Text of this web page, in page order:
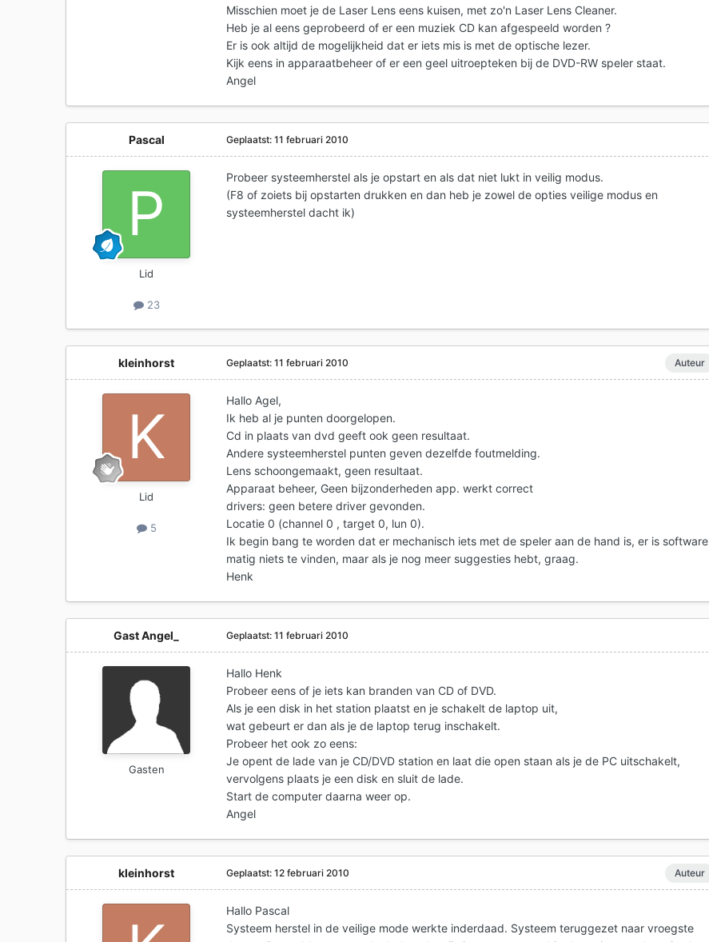
Misschien moet je de Laser Lens eens kuisen, met zo'n Laser Lens Cleaner.
Heb je al eens geprobeerd of er een muziek CD kan afgespeeld worden ?
Er is ook altijd de mogelijkheid dat er iets mis is met de optische lezer.
Kijk eens in apparaatbeheer of er een geel uitroepteken bij de DVD-RW speler staat.
Angel
Pascal
Lid
23
Geplaatst:11 februari 2010
Probeer systeemherstel als je opstart en als dat niet lukt in veilig modus.
(F8 of zoiets bij opstarten drukken en dan heb je zowel de opties veilige modus en
systeemherstel dacht ik)
kleinhorst
Lid
5
Auteur
Geplaatst:11 februari 2010
Hallo Agel,
Ik heb al je punten doorgelopen.
Cd in plaats van dvd geeft ook geen resultaat.
Andere systeemherstel punten geven dezelfde foutmelding.
Lens schoongemaakt, geen resultaat.
Apparaat beheer, Geen bijzonderheden app. werkt correct
drivers: geen betere driver gevonden.
Locatie 0 (channel 0 , target 0, lun 0).
Ik begin bang te worden dat er mechanisch iets met de speler aan de hand is, er is software
matig niets te vinden, maar als je nog meer suggesties hebt, graag.
Henk
Gast Angel_
Gasten
Geplaatst:11 februari 2010
Hallo Henk
Probeer eens of je iets kan branden van CD of DVD.
Als je een disk in het station plaatst en je schakelt de laptop uit,
wat gebeurt er dan als je de laptop terug inschakelt.
Probeer het ook zo eens:
Je opent de lade van je CD/DVD station en laat die open staan als je de PC uitschakelt,
vervolgens plaats je een disk en sluit de lade.
Start de computer daarna weer op.
Angel
kleinhorst Auteur
Geplaatst:12 februari 2010
Hallo Pascal
Systeem herstel in de veilige mode werkte inderdaad. Systeem teruggezet naar vroegste